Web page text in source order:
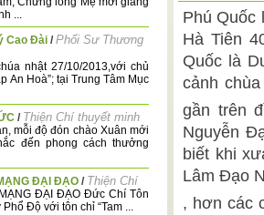
...
Cao Đài /Phối Sư Thương
nhật 27/10/2013,với chủ
An Hoà”; tại Trung Tâm Mục
/ Thiện Chí thuyết minh
mỗi độ đón chào Xuân mới
đến phong cách thưởng
ĐẠI ĐẠO / Thiện Chí
ĐẠI ĐẠO Đức Chí Tôn
Độ với tôn chỉ “Tam ...
Phú Quốc
Hà Tiên
Quốc là
cảnh
gần trên
Nguyễn
biết khi
Lâm Đạo
, hơn các